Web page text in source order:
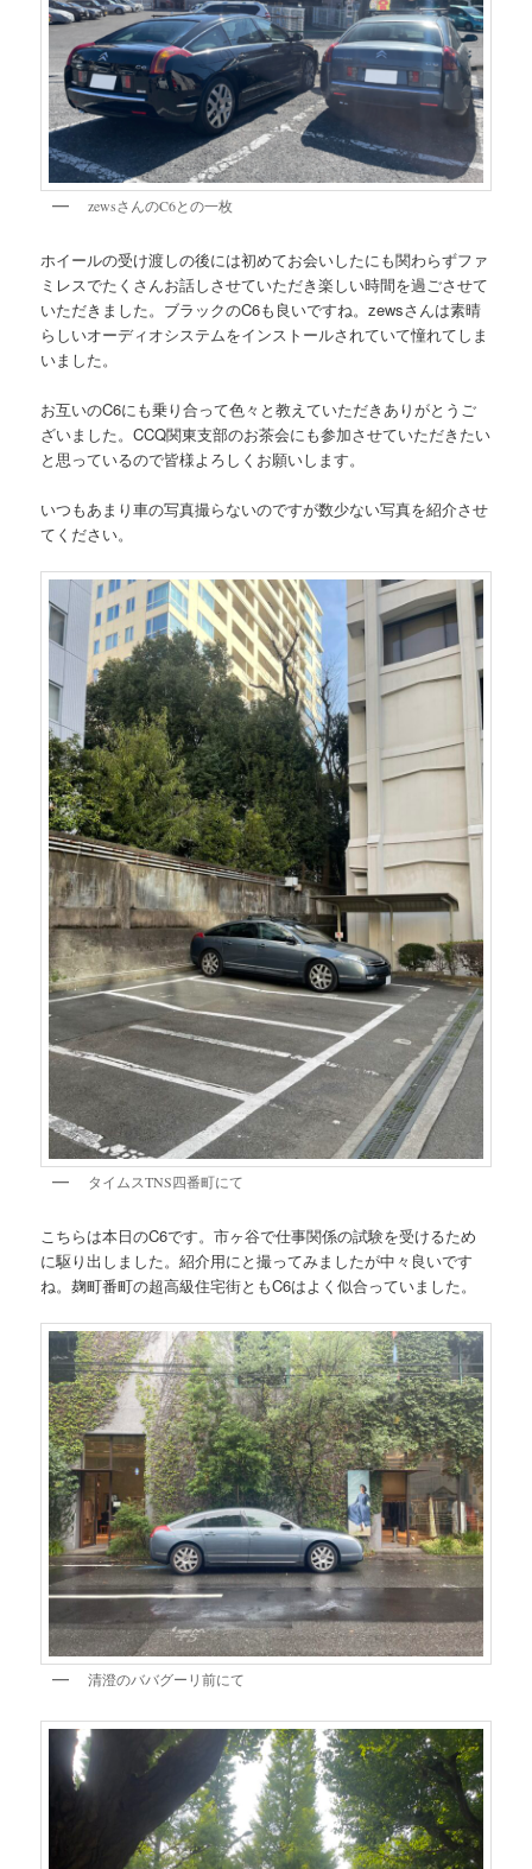
zewsさんのC6との一枚
ホイールの受け渡しの後には初めてお会いしたにも関わらずファ
ミレスでたくさんお話しさせていただき楽しい時間を過ごさせて
いただきました。ブラックのC6も良いですね。zewsさんは素晴
らしいオーディオシステムをインストールされていて憧れてしま
いました。
お互いのC6にも乗り合って色々と教えていただきありがとうご
ざいました。CCQ関東支部のお茶会にも参加させていただきたい
と思っているので皆様よろしくお願いします。
いつもあまり車の写真撮らないのですが数少ない写真を紹介させ
てください。
タイムスTNS四番町にて
こちらは本日のC6です。市ヶ谷で仕事関係の試験を受けるため
に駆り出しました。紹介用にと撮ってみましたが中々良いです
ね。麹町番町の超高級住宅街ともC6はよく似合っていました。
清澄のババグーリ前にて